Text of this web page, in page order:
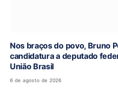
Nos braços do povo, Bruno
candidatura a deputado
União Brasil
6 de agosto de 2026